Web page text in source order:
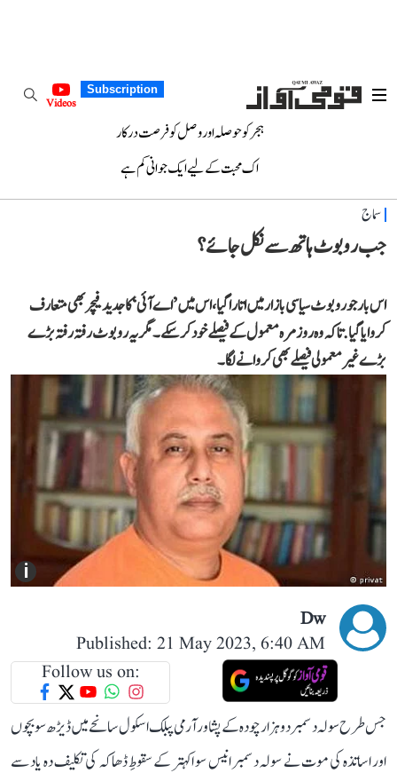
Subscription
Videos
ہجر کو حوصلہ اور وصل کو فرصت درکار
اک محبت کے لیے ایک جوانی کم ہے
سماج
جب روبوٹ ہاتھ سے نکل جائے؟
اس بار جو روبوٹ سیاسی بازار میں اتارا گیا، اس میں ’اے آئی‘ کا جدید فیچر بھی متعارف
کروایا گیا. تاکہ وہ روزمرہ معمول کے فیصلے خود کر سکے۔ مگر یہ روبوٹ رفتہ رفتہ بڑے
بڑے غیر معمولی فیصلے بھی کروانے لگا۔
i
Dw
Published: 21 May 2023, 6:40 AM
Follow us on:
جس طرح سولہ دسمبر دو ہزار چودہ کے پشاور آرمی پبلک اسکول سانحے میں ڈیڑھ سو بچوں
اور اساتذہ کی موت نے سولہ دسمبر انیس سو اکہتر کے سقوطِ ڈھاکہ کی تکلیف دہ یاد سے